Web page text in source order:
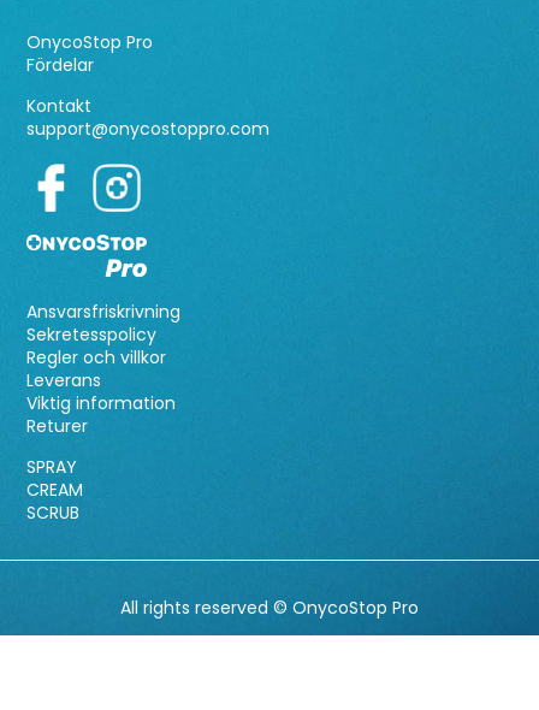
OnycoStop Pro
Fördelar
Kontakt
support@onycostoppro.com
Ansvarsfriskrivning
Sekretesspolicy
Regler och villkor
Leverans
Viktig information
Returer
SPRAY
CREAM
SCRUB
All rights reserved © OnycoStop Pro